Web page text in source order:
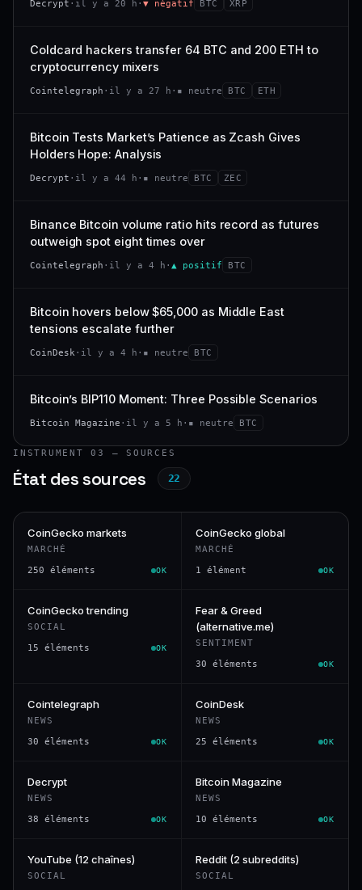
−0,4 % −2,9 %
−94,7 % #101
CONFIANCE
VAR. 7 J
CONFIANCE
Decrypt · il y a 20 h · ▼ négatif BTC XRP
Coldcard hackers transfer 64 BTC and 200 ETH to
cryptocurrency mixers
Cointelegraph · il y a 27 h · ▪ neutre BTC ETH
Bitcoin Tests Market’s Patience as Zcash Gives
Holders Hope: Analysis
Decrypt · il y a 44 h · ▪ neutre BTC ZEC
Binance Bitcoin volume ratio hits record as futures
outweigh spot eight times over
Cointelegraph · il y a 4 h · ▲ positif BTC
Bitcoin hovers below $65,000 as Middle East
tensions escalate further
CoinDesk · il y a 4 h · ▪ neutre BTC
Bitcoin’s BIP110 Moment: Three Possible Scenarios
Bitcoin Magazine · il y a 5 h · ▪ neutre BTC
INSTRUMENT 03 — SOURCES
État des sources 22
CoinGecko markets
MARCHÉ
250 éléments OK
CoinGecko global
MARCHÉ
1 élément OK
CoinGecko trending
SOCIAL
15 éléments OK
Fear & Greed
(alternative.me)
SENTIMENT
30 éléments OK
Cointelegraph
NEWS
30 éléments OK
CoinDesk
NEWS
25 éléments OK
Decrypt
NEWS
38 éléments OK
Bitcoin Magazine
NEWS
10 éléments OK
YouTube (12 chaînes)
SOCIAL
Reddit (2 subreddits)
SOCIAL